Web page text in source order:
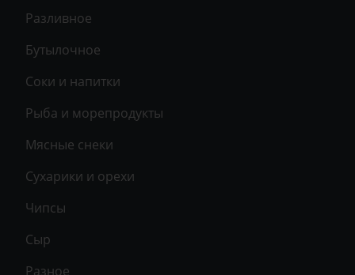
Разливное
Бутылочное
Соки и напитки
Рыба и морепродукты
Мясные снеки
Сухарики и орехи
Чипсы
Сыр
Разное